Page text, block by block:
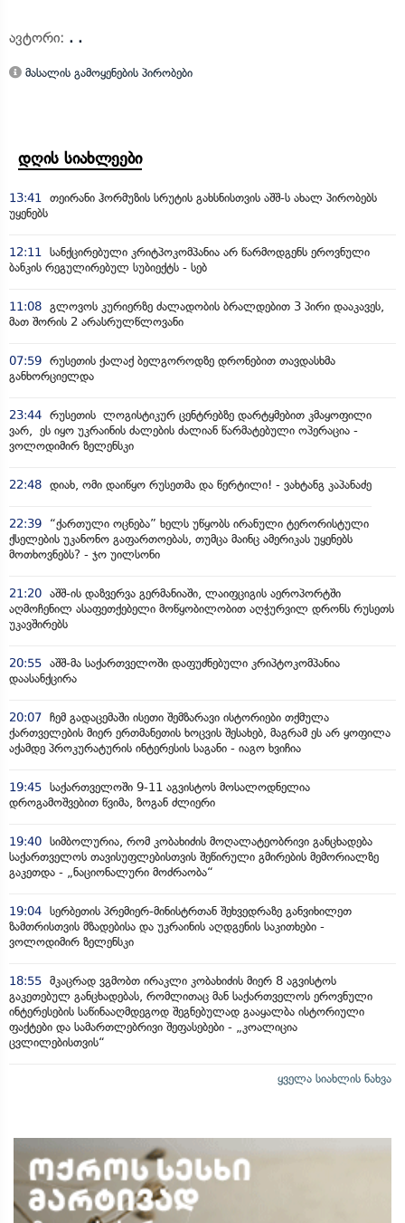
ავტორი: . .
მასალის გამოყენების პირობები
დღის სიახლეები
13:41 თეირანი ჰორმუზის სრუტის გახსნისთვის აშშ-ს ახალ პირობებს
უყენებს
12:11 სანქცირებული კრიტპოკომპანია არ წარმოდგენს ეროვნული
ბანკის რეგულირებულ სუბიექტს - სებ
11:08 გლოვოს კურიერზე ძალადობის ბრალდებით 3 პირი დააკავეს,
მათ შორის 2 არასრულწლოვანი
07:59 რუსეთის ქალაქ ბელგოროდზე დრონებით თავდასხმა
განხორციელდა
23:44 რუსეთის ლოგისტიკურ ცენტრებზე დარტყმებით კმაყოფილი
ვარ, ეს იყო უკრაინის ძალების ძალიან წარმატებული ოპერაცია -
ვოლოდიმირ ზელენსკი
22:48 დიახ, ომი დაიწყო რუსეთმა და წერტილი! - ვახტანგ კაპანაძე
22:39
“ქართული ოცნება” ხელს უწყობს ირანული ტერორისტული
ქსელების უკანონო გაფართოებას, თუმცა მაინც ამერიკას უყენებს
მოთხოვნებს? - ჯო უილსონი
21:20 აშშ-ის დაზვერვა გერმანიაში, ლაიფციგის აეროპორტში
აღმოჩენილ ასაფეთქებელი მოწყობილობით აღჭურვილ დრონს რუსეთს
უკავშირებს
20:55 აშშ-მა საქართველოში დაფუძნებული კრიპტოკომპანია
დაასანქცირა
20:07 ჩემ გადაცემაში ისეთი შემზარავი ისტორიები თქმულა
ქართველების მიერ ერთმანეთის ხოცვის შესახებ, მაგრამ ეს არ ყოფილა
აქამდე პროკურატურის ინტერესის საგანი - იაგო ხვიჩია
19:45 საქართველოში 9-11 აგვისტოს მოსალოდნელია
დროგამოშვებით წვიმა, ზოგან ძლიერი
19:40 სიმბოლურია, რომ კობახიძის მოღალატეობრივი განცხადება
საქართველოს თავისუფლებისთვის შეწირული გმირების მემორიალზე
გაკეთდა - „ნაციონალური მოძრაობა“
19:04 სერბეთის პრემიერ-მინისტრთან შეხვედრაზე განვიხილეთ
ზამთრისთვის მზადებისა და უკრაინის აღდგენის საკითხები -
ვოლოდიმირ ზელენსკი
18:55 მკაცრად ვგმობთ ირაკლი კობახიძის მიერ 8 აგვისტოს
გაკეთებულ განცხადებას, რომლითაც მან საქართველოს ეროვნული
ინტერესების საწინააღმდეგოდ შეგნებულად გააყალბა ისტორიული
ფაქტები და სამართლებრივი შეფასებები - „კოალიცია
ცვლილებისთვის“
ყველა სიახლის ნახვა